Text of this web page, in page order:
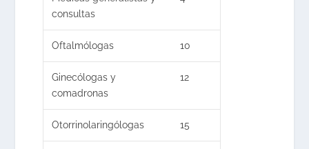
consultas
Oftalmólogas 10
Ginecólogas y
comadronas
12
Otorrinolaringólogas 15